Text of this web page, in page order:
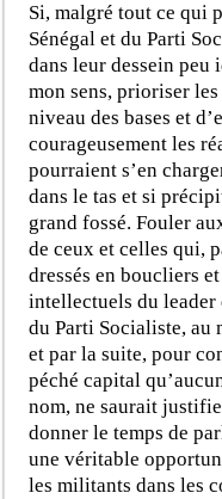
Si, malgré tout ce qui
Sénégal et du Parti
dans leur dessein
mon sens, prioriser
niveau des bases et
courageusement les
pourraient s’en
dans le tas et si
grand fossé. Fouler
de ceux et celles qui,
dressés en boucliers
intellectuels du leader
du Parti Socialiste, au
et par la suite, pour
péché capital
nom, ne saurait
donner le temps de
une véritable
les militants dans les